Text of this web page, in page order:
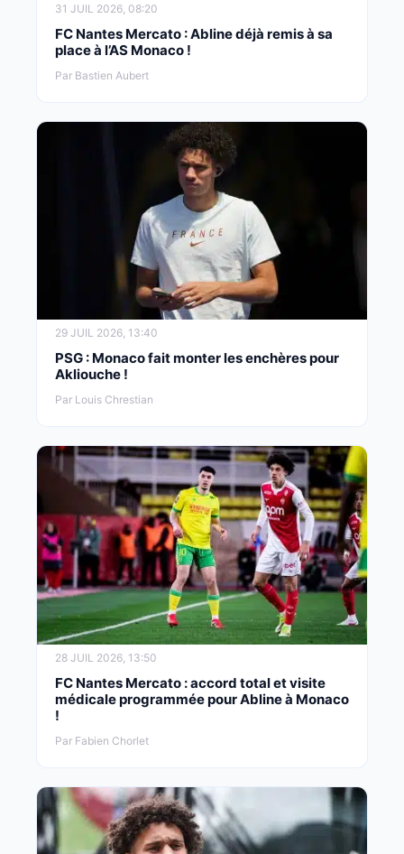
31 JUIL 2026, 08:20
FC Nantes Mercato : Abline déjà remis à sa
place à l’AS Monaco !
Par Bastien Aubert
29 JUIL 2026, 13:40
PSG : Monaco fait monter les enchères pour
Akliouche !
Par Louis Chrestian
28 JUIL 2026, 13:50
FC Nantes Mercato : accord total et visite
médicale programmée pour Abline à Monaco
!
Par Fabien Chorlet